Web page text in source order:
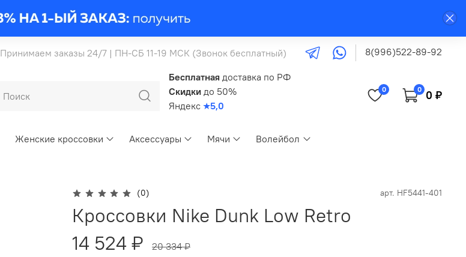
Принимаем заказы 24/7 | ПН-СБ 11-19 МСК (Звонок бесплатный) 8(996)522-89-92
Бесплатная доставка по РФ
Скидки до 50%
Яндекс ★5,0
0 0 0 ₽
Женские кроссовки Аксессуары Мячи
Волейбол
(0) арт. HF5441-401
Кроссовки Nike Dunk Low Retro
14 524 ₽
20 334 ₽